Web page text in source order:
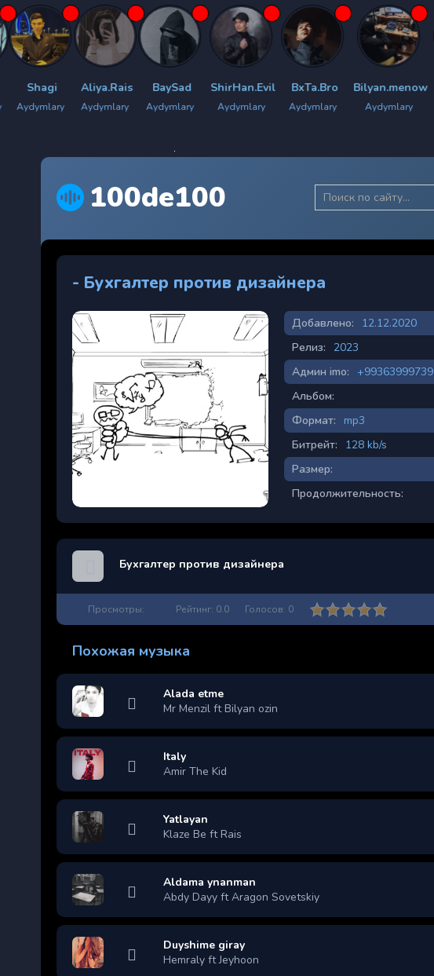
Aliya.Rais
Aydymlary
BaySad
Aydymlary
ShirHan.Evil
Aydymlary
BxTa.Bro
Aydymlary
Bilyan.menow
Aydymlary
Orazhan
Aydymlary
100de100
- Бухгалтер против дизайнера
Добавлено:
12.12.2020
Релиз:
2023
Админ imo:
+99363999739
Альбом:
Формат:
mp3
Битрейт:
128 kb/s
Размер:
Продолжительность:
Бухгалтер против дизайнера
Просмотры: Рейтинг: 0.0 Голосов: 0
Похожая музыка
Alada etme
Mr Menzil ft Bilyan ozin
Italy
Amir The Kid
Yatlayan
Klaze Be ft Rais
Aldama ynanman
Abdy Dayy ft Aragon Sovetskiy
Duyshime giray
Hemraly ft Jeyhoon